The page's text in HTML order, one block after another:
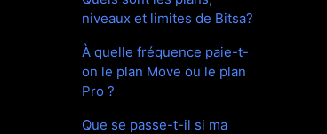
niveaux et limites de Bitsa?
À quelle fréquence paie-t-
on le plan Move ou le plan
Pro ?
Que se passe-t-il si ma